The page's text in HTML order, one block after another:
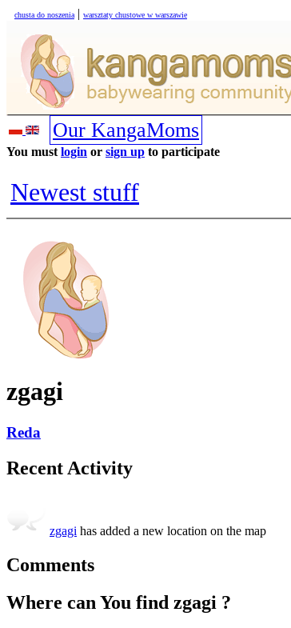
chusta do noszenia | warsztaty chustowe w warszawie
Our KangaMoms
You must login or sign up to participate
Newest stuff
zgagi
Reda
Recent Activity
zgagi has added a new location on the map
Comments
Where can You find zgagi ?